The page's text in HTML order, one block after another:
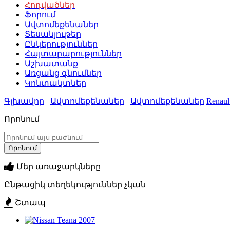
Հոդվածներ
Ֆորում
Ավտոմեքենաներ
Տեսանյութեր
Ընկերություններ
Հայտարարություններ
Աշխատանք
Առցանց գնումներ
Կոնտակտներ
Գլխավոր
Ավտոմեքենաներ Ավտոմեքենաներ
Որոնում
Մեր առաջարկները
Ընթացիկ տեղեկություններ չկան
Շտապ